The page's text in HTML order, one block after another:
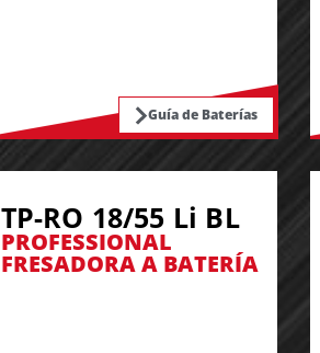
Guía de Baterías
TP-RO 18/55 Li BL
PROFESSIONAL
FRESADORA A BATERÍA